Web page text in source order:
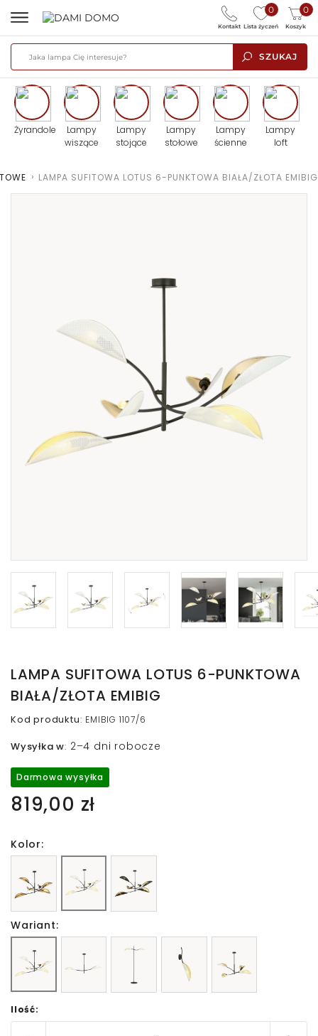
SZUKAJ
0
Lista życzeń
0
Koszyk
Kontakt
Żyrandole
Lampy
wiszące
Lampy
stojące
Lampy
stołowe
Lampy
ścienne
Lampy
loft
> LAMPA SUFITOWA LOTUS 6-PUNKTOWA BIAŁA/ZŁOTA EMIBIG
LAMPA SUFITOWA LOTUS 6-PUNKTOWA
BIAŁA/ZŁOTA EMIBIG
Kod produktu: EMIBIG 1107/6
Wysyłka w: 2–4 dni robocze
Darmowa wysyłka
819,00 zł
Kolor:
Wariant:
Ilość: